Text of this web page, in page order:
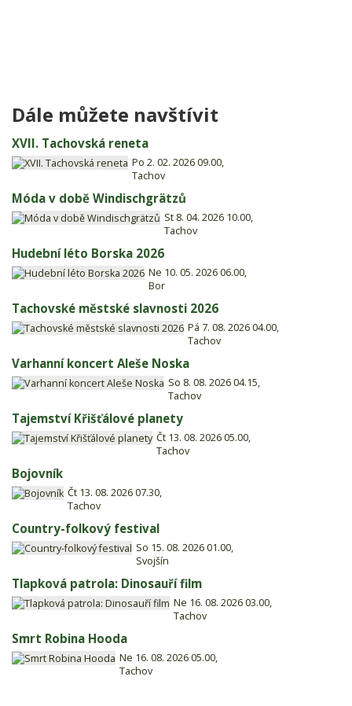
Dále můžete navštívit
XVII. Tachovská reneta
Po 2. 02. 2026 09.00,
Tachov
Móda v době Windischgrätzů
St 8. 04. 2026 10.00,
Tachov
Hudební léto Borska 2026
Ne 10. 05. 2026 06.00,
Bor
Tachovské městské slavnosti 2026
Pá 7. 08. 2026 04.00,
Tachov
Varhanní koncert Aleše Noska
So 8. 08. 2026 04.15,
Tachov
Tajemství Křišťálové planety
Čt 13. 08. 2026 05.00,
Tachov
Bojovník
Čt 13. 08. 2026 07.30,
Tachov
Country-folkový festival
So 15. 08. 2026 01.00,
Svojšín
Tlapková patrola: Dinosauří film
Ne 16. 08. 2026 03.00,
Tachov
Smrt Robina Hooda
Ne 16. 08. 2026 05.00,
Tachov